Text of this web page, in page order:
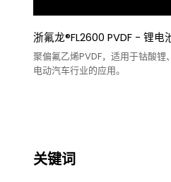
浙氟龙®FL2600 PVDF - 锂电
聚偏氟乙烯PVDF，适用于钴酸锂
电动汽车行业的应用。
关键词